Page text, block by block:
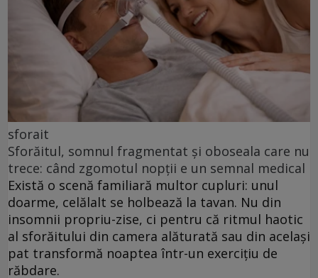
sforait
Sforăitul, somnul fragmentat și oboseala care nu
trece: când zgomotul nopții e un semnal medical
Există o scenă familiară multor cupluri: unul
doarme, celălalt se holbează la tavan. Nu din
insomnii propriu-zise, ci pentru că ritmul haotic
al sforăitului din camera alăturată sau din același
pat transformă noaptea într-un exercițiu de
răbdare.